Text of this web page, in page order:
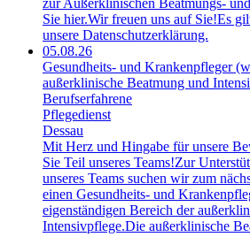
Sie hier.Wir freuen uns auf Sie!Es
unsere Datenschutzerklärung.
05.08.26
Gesundheits- und Krankenpfleger
außerklinische Beatmung und
Berufserfahrene
Pflegedienst
Dessau
Mit Herz und Hingabe für unsere
Sie Teil unseres Teams!Zur
unseres Teams suchen wir zum
einen Gesundheits- und
eigenständigen Bereich der
Intensivpflege.Die außerklinische